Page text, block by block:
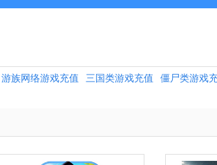
游族网络游戏充值 三国类游戏充值 僵尸类游戏